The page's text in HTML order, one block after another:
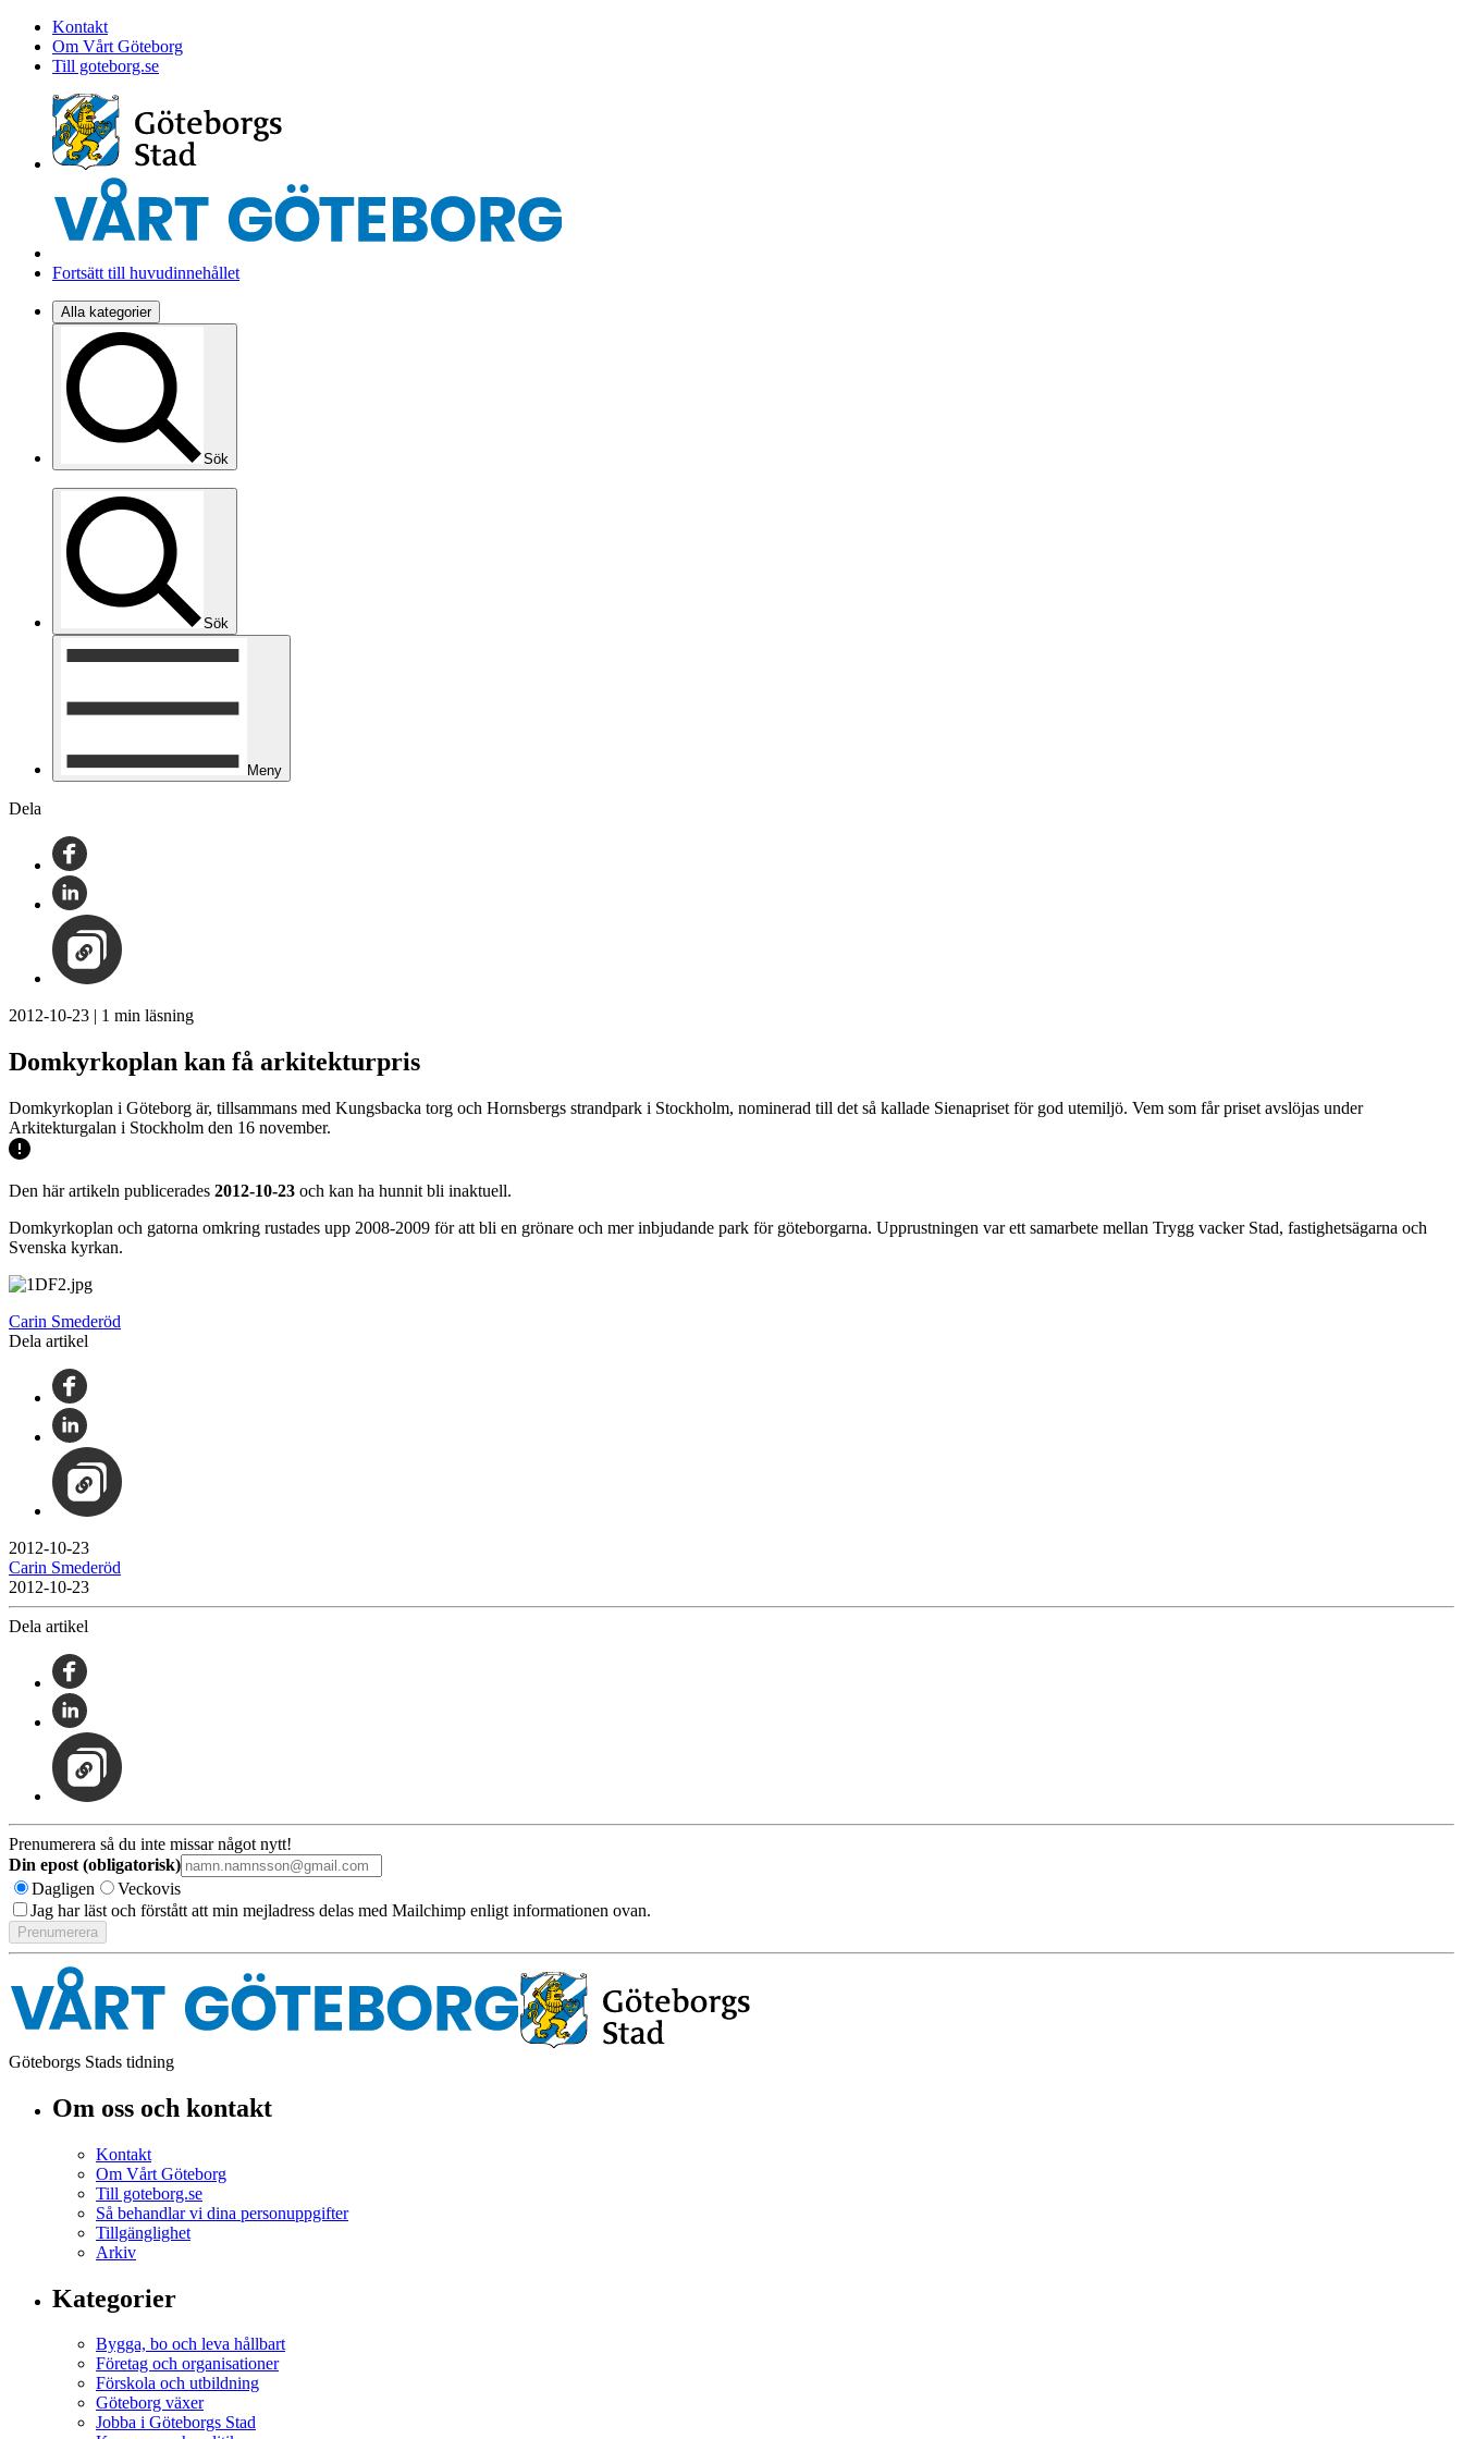
Kontakt
Om Vårt Göteborg
Till goteborg.se
Fortsätt till huvudinnehållet
Alla kategorier
Sök
Sök
Meny
Dela
2012-10-23 | 1 min läsning
Domkyrkoplan kan få arkitekturpris
Domkyrkoplan i Göteborg är, tillsammans med Kungsbacka torg och Hornsbergs strandpark i Stockholm, nominerad till det så kallade Sienapriset för god utemiljö. Vem som får priset avslöjas under
Arkitekturgalan i Stockholm den 16 november.
Den här artikeln publicerades 2012-10-23 och kan ha hunnit bli inaktuell.
Domkyrkoplan och gatorna omkring rustades upp 2008-2009 för att bli en grönare och mer inbjudande park för göteborgarna. Upprustningen var ett samarbete mellan Trygg vacker Stad, fastighetsägarna och
Svenska kyrkan.
Carin Smederöd
Dela artikel
2012-10-23
Carin Smederöd
2012-10-23
Dela artikel
Prenumerera så du inte missar något nytt!
Din epost (obligatorisk)
Dagligen
Veckovis
Jag har läst och förstått att min mejladress delas med Mailchimp enligt informationen ovan.
Göteborgs Stads tidning
Om oss och kontakt
Kontakt
Om Vårt Göteborg
Till goteborg.se
Så behandlar vi dina personuppgifter
Tillgänglighet
Arkiv
Kategorier
Bygga, bo och leva hållbart
Företag och organisationer
Förskola och utbildning
Göteborg växer
Jobba i Göteborgs Stad